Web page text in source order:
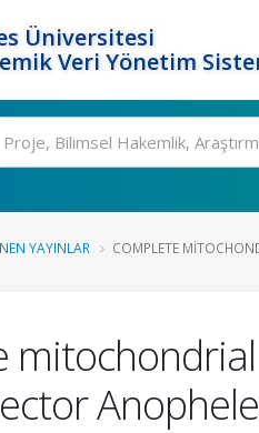
Üniversitesi
Veri Yönetim
YAYINLAR COMPLETE